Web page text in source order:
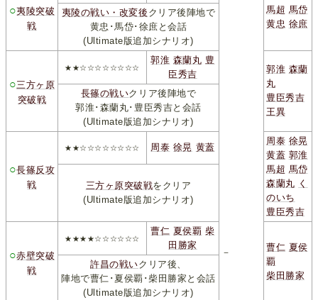
○夷陵突破
戦
－
馬超 馬岱
黄忠 徐庶
夷陵の戦い・改変後 クリア後陣地で
黄忠･馬岱･徐庶と会話
(Ultimate版追加シナリオ)
○三方ヶ原
突破戦
★★☆☆☆☆☆☆☆☆
郭淮 森蘭丸 豊
臣秀吉
郭淮 森蘭
丸
豊臣秀吉
王異
長篠の戦いクリア後陣地で
郭淮･森蘭丸･豊臣秀吉と会話
(Ultimate版追加シナリオ)
○長篠反攻
戦
★★☆☆☆☆☆☆☆☆ 周泰 徐晃 黄蓋
周泰 徐晃
黄蓋 郭淮
馬超 馬岱
森蘭丸 く
のいち
豊臣秀吉
三方ヶ原突破戦をクリア
(Ultimate版追加シナリオ)
○赤壁突破
戦
★★★★☆☆☆☆☆☆
曹仁 夏侯覇 柴
田勝家
曹仁 夏侯
覇
柴田勝家
許昌の戦いクリア後、
陣地で曹仁･夏侯覇･柴田勝家と会話
(Ultimate版追加シナリオ)